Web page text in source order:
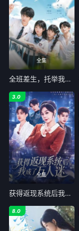
全集
全班差生，托举我上清北
全集
3.0
获得返现系统后我成了万人迷
8.0